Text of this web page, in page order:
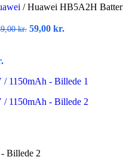
/ Huawei HB5A2H
kr. 59,00 kr.